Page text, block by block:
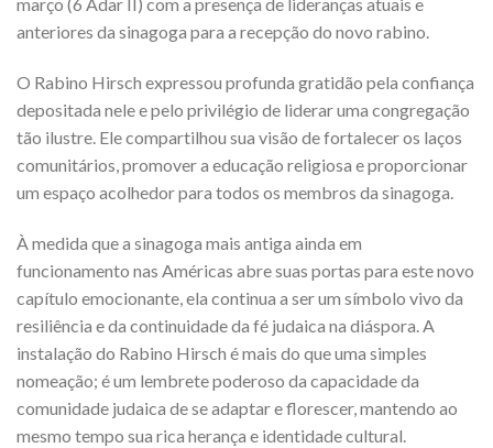
março (6 Adar II) com a presença de lideranças atuais e
anteriores da sinagoga para a recepção do novo rabino.
O Rabino Hirsch expressou profunda gratidão pela confiança
depositada nele e pelo privilégio de liderar uma congregação
tão ilustre. Ele compartilhou sua visão de fortalecer os laços
comunitários, promover a educação religiosa e proporcionar
um espaço acolhedor para todos os membros da sinagoga.
À medida que a sinagoga mais antiga ainda em
funcionamento nas Américas abre suas portas para este novo
capítulo emocionante, ela continua a ser um símbolo vivo da
resiliência e da continuidade da fé judaica na diáspora. A
instalação do Rabino Hirsch é mais do que uma simples
nomeação; é um lembrete poderoso da capacidade da
comunidade judaica de se adaptar e florescer, mantendo ao
mesmo tempo sua rica herança e identidade cultural.